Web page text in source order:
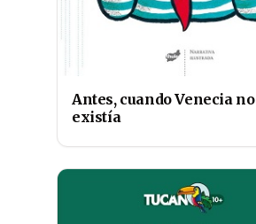
Antes, cuando Venecia no
existía